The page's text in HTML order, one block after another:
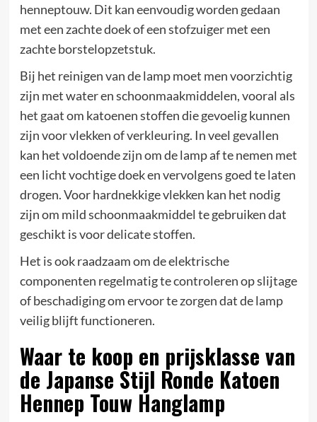
henneptouw. Dit kan eenvoudig worden gedaan
met een zachte doek of een stofzuiger met een
zachte borstelopzetstuk.
Bij het reinigen van de lamp moet men voorzichtig
zijn met water en schoonmaakmiddelen, vooral als
het gaat om katoenen stoffen die gevoelig kunnen
zijn voor vlekken of verkleuring. In veel gevallen
kan het voldoende zijn om de lamp af te nemen met
een licht vochtige doek en vervolgens goed te laten
drogen. Voor hardnekkige vlekken kan het nodig
zijn om mild schoonmaakmiddel te gebruiken dat
geschikt is voor delicate stoffen.
Het is ook raadzaam om de elektrische
componenten regelmatig te controleren op slijtage
of beschadiging om ervoor te zorgen dat de lamp
veilig blijft functioneren.
Waar te koop en prijsklasse van
de Japanse Stijl Ronde Katoen
Hennep Touw Hanglamp